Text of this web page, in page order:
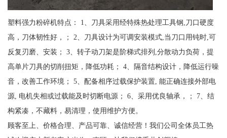
塑料强力粉碎机特点： 1、刀具采用经特殊热处理工具钢,刀口硬度
高，刀体韧性好，； 2、刀具设计为可调安装模式,当刀口用钝时,可
反复刃磨、安装； 3、转子动刀架是阶梯式排列,分散动力负荷，提
高单片刀具的切削扭矩，降低功耗； 4、隔音结构设计，降低运行噪
音，改善工作环境； 5、配备相序过载保护装置, 能正确连接外部电
源, 电机失相或过载能及时切断电源； 6、采用优良轴承，； 7、结
构紧凑，不藏料，易清理，使用维护方便。
顾客至上、价格合理、产品可靠、诚信经营！我们公司全体员工热